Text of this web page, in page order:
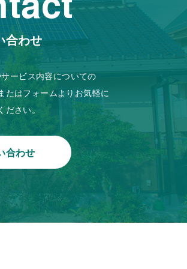
合わせ
ービス内容についての
たはフォームよりお気軽に
ださい。
合わせ